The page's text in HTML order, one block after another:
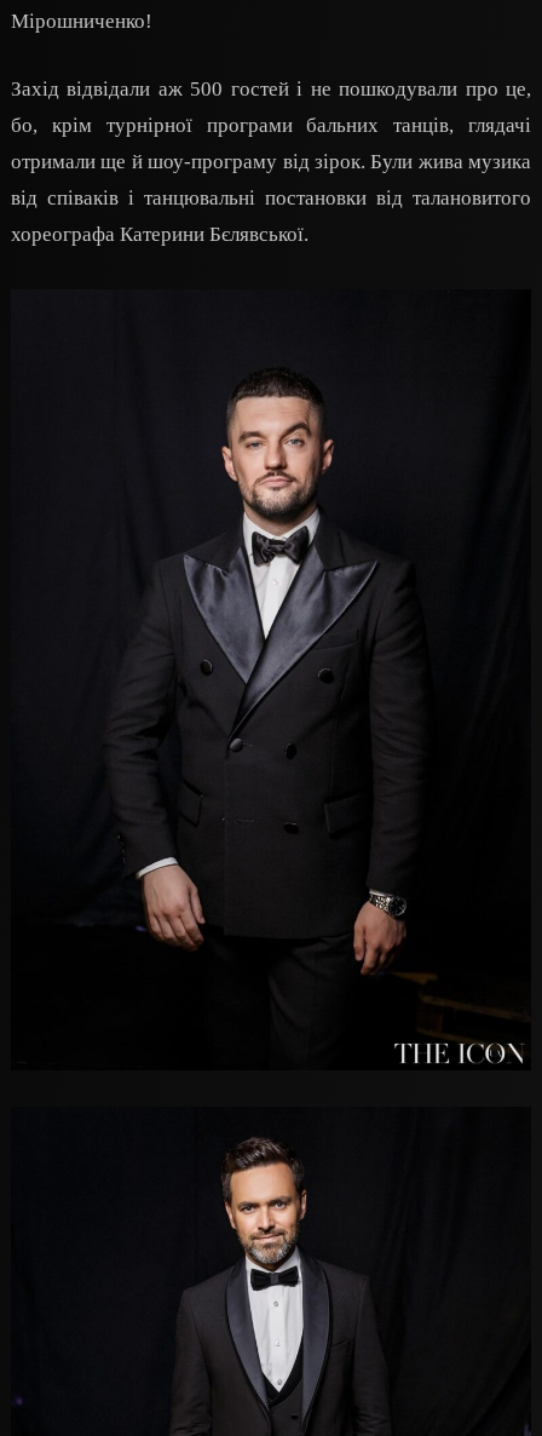
Мірошниченко!
Захід відвідали аж 500 гостей і не пошкодували про це,
бо, крім турнірної програми бальних танців, глядачі
отримали ще й шоу-програму від зірок. Були жива музика
від співаків і танцювальні постановки від талановитого
хореографа Катерини Бєлявської.